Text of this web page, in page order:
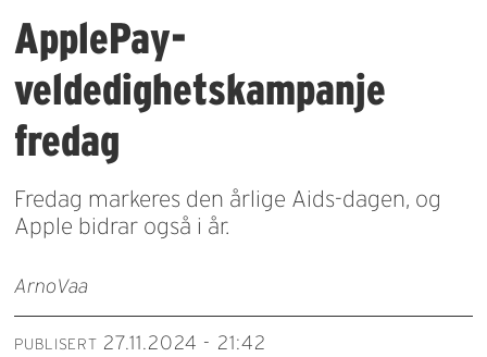
ApplePay-
veldedighetskampanje
fredag
Fredag markeres den årlige Aids-dagen, og
Apple bidrar også i år.
ArnoVaa
PUBLISERT 27.11.2024 - 21:42